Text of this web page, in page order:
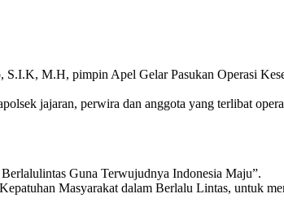
M.H, pimpin Apel Gelar Pasukan Operasi
jajaran, perwira dan anggota yang terlibat
Guna Terwujudnya Indonesia Maju”.
Masyarakat dalam Berlalu Lintas, untuk